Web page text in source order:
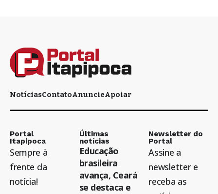
NotíciasContatoAnuncieApoiar
Portal
Itapipoca
Sempre à
frente da
notícia!
Últimas
notícias
Educação
brasileira
avança, Ceará
se destaca e
Newsletter do
Portal
Assine a
newsletter e
receba as